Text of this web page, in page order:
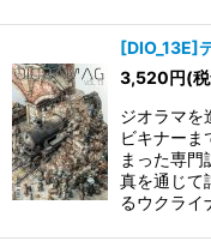
[DIO_13E]
3,520円(
ジオラマを
ビキナーま
まった専
真を通じて
るウクラ